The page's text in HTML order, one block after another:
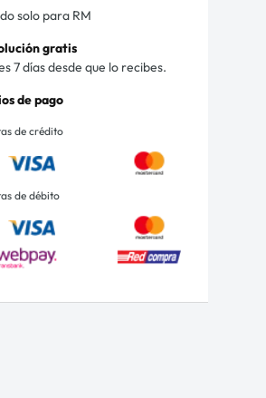
solo para RM
gratis
7 días desde que lo recibes.
de pago
de crédito
de débito